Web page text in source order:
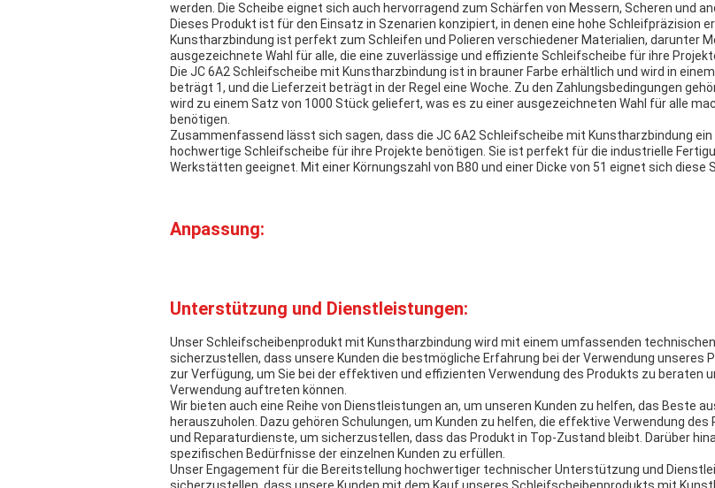
werden. Die Scheibe eignet sich auch hervorragend zum Schärfen von Messern, Scheren und
Dieses Produkt ist für den Einsatz in Szenarien konzipiert, in denen eine hohe Schleifpräzision
Kunstharzbindung ist perfekt zum Schleifen und Polieren verschiedener Materialien, darunter
ausgezeichnete Wahl für alle, die eine zuverlässige und effiziente Schleifscheibe für ihre
Die JC 6A2 Schleifscheibe mit Kunstharzbindung ist in brauner Farbe erhältlich und wird in
beträgt 1, und die Lieferzeit beträgt in der Regel eine Woche. Zu den Zahlungsbedingungen
wird zu einem Satz von 1000 Stück geliefert, was es zu einer ausgezeichneten Wahl für alle
benötigen.
Zusammenfassend lässt sich sagen, dass die JC 6A2 Schleifscheibe mit Kunstharzbindung
hochwertige Schleifscheibe für ihre Projekte benötigen. Sie ist perfekt für die industrielle
Werkstätten geeignet. Mit einer Körnungszahl von B80 und einer Dicke von 51 eignet sich
Anpassung:
Unterstützung und Dienstleistungen:
Unser Schleifscheibenprodukt mit Kunstharzbindung wird mit einem umfassenden
sicherzustellen, dass unsere Kunden die bestmögliche Erfahrung bei der Verwendung unseres
zur Verfügung, um Sie bei der effektiven und effizienten Verwendung des Produkts zu beraten
Verwendung auftreten können.
Wir bieten auch eine Reihe von Dienstleistungen an, um unseren Kunden zu helfen, das Beste
herauszuholen. Dazu gehören Schulungen, um Kunden zu helfen, die effektive Verwendung
und Reparaturdienste, um sicherzustellen, dass das Produkt in Top-Zustand bleibt. Darüber
spezifischen Bedürfnisse der einzelnen Kunden zu erfüllen.
Unser Engagement für die Bereitstellung hochwertiger technischer Unterstützung und